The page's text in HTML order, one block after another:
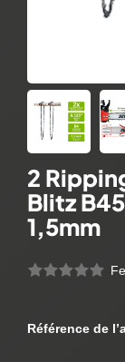
2
Blitz
1,5mm
Référence de